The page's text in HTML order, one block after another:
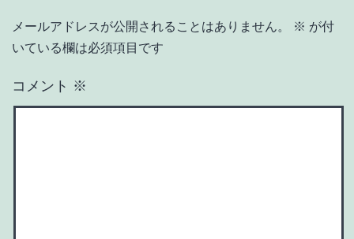
メールアドレスが公開されることはありません。 ※ が付
いている欄は必須項目です
コメント ※